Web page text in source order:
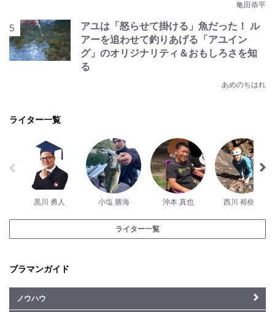
亀田恭平
アユは「怒らせて掛ける」魚だった！ ル
アーを追わせて釣りあげる「アユイン
グ」のオリジナリティ＆おもしろさを知
る
あめのちはれ
ライター一覧
黒川 勇人 小塩 勝海 沖本 真也 西川 裕樹子
ライター一覧
ブラマンガイド
ノウハウ